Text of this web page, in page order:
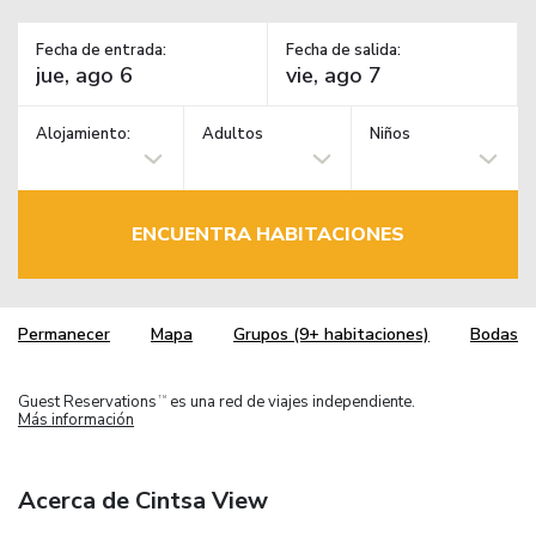
Fecha de entrada: Fecha de salida:
Alojamiento: Adultos Niños
ENCUENTRA HABITACIONES
Permanecer Mapa Grupos (9+ habitaciones) Bodas
Guest Reservations TM
es una red de viajes independiente.
Más información
Acerca de Cintsa View